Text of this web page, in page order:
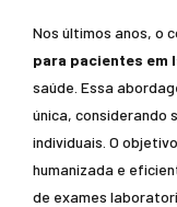
Nos últimos anos, o
para pacientes em
saúde. Essa
única, considerando
individuais. O
humanizada e
de exames